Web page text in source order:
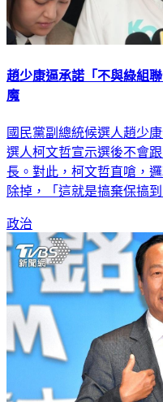
趙少康逼承諾「不與綠組
魔
國民黨副總統候選人趙少
選人柯文哲宣示選後不會
長。對此，柯文哲直嗆，
除掉，「這就是搞棄保搞
政治